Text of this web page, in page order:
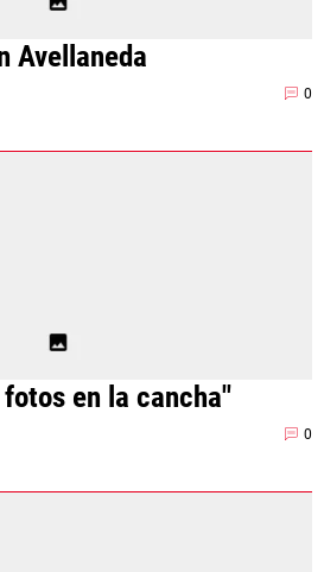
Avellaneda
0
en la cancha"
0